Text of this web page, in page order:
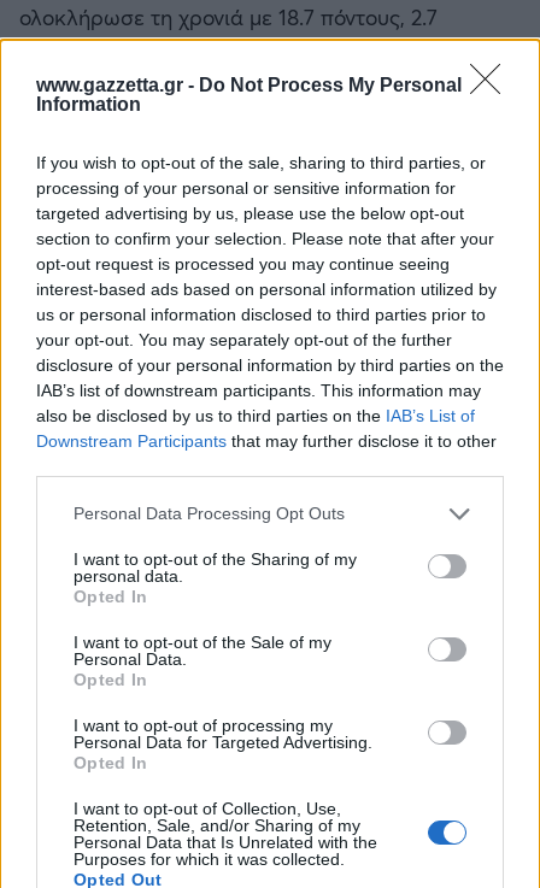
www.gazzetta.gr - Do Not Process My Personal
Information
If you wish to opt-out of the sale, sharing to third parties, or
processing of your personal or sensitive information for
targeted advertising by us, please use the below opt-out
section to confirm your selection. Please note that after your
opt-out request is processed you may continue seeing
interest-based ads based on personal information utilized by
us or personal information disclosed to third parties prior to
your opt-out. You may separately opt-out of the further
disclosure of your personal information by third parties on the
IAB’s list of downstream participants. This information may
also be disclosed by us to third parties on the IAB’s List of
Downstream Participants that may further disclose it to other
Please note that this website/app uses one or more Google
not limited to your visit or usage behaviour. You may click to
grant or deny consent to Google and its third-party tags to
use your data for below specified purposes in below Google
consent section.
Personal Data Processing Opt Outs
I want to opt-out of the Sharing of my
personal data.
Opted In
I want to opt-out of the Sale of my
Personal Data.
Opted In
I want to opt-out of processing my
Personal Data for Targeted Advertising.
Opted In
I want to opt-out of Collection, Use,
Retention, Sale, and/or Sharing of my
Personal Data that Is Unrelated with the
Purposes for which it was collected.
Opted Out
ολοκλήρωσε τη χρονιά με 18.7 πόντους, 2.7
ριμπάουντ και 7.5 ασίστ μ.ο.
Μέχρι στιγμής δεν έχει τα βρει τα πατήματά του